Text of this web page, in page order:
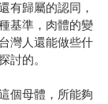
有歸屬的認同，
基準，肉體的變
灣人還能做些什
討的。
個母體，所能夠